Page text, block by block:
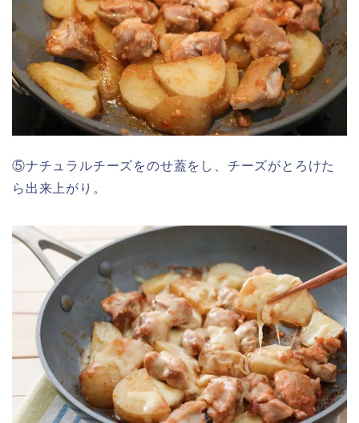
⑤ナチュラルチーズをのせ蓋をし、チーズがとろけた
ら出来上がり。